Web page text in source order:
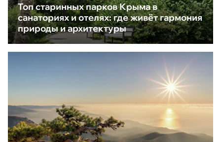
Топ старинных парков Крыма в
санаториях и отелях: где живёт гармония
природы и архитектуры